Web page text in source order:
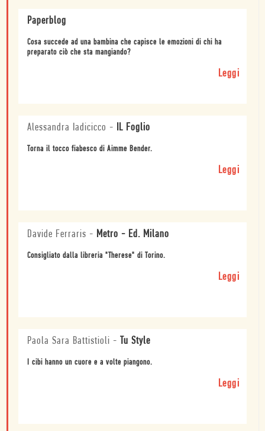
Paperblog
Cosa succede ad una bambina che capisce le emozioni di chi ha
preparato ciò che sta mangiando?
Leggi
Alessandra Iadicicco - IL Foglio
Torna il tocco fiabesco di Aimme Bender.
Leggi
Davide Ferraris - Metro - Ed. Milano
Consigliato dalla libreria "Therese" di Torino.
Leggi
Paola Sara Battistioli - Tu Style
I cibi hanno un cuore e a volte piangono.
Leggi